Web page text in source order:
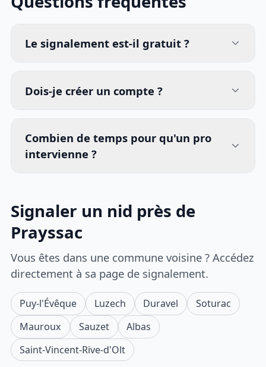
Le signalement est-il gratuit ?
Dois-je créer un compte ?
Combien de temps pour qu'un pro
intervienne ?
Signaler un nid près de
Prayssac
Vous êtes dans une commune voisine ? Accédez
directement à sa page de signalement.
Puy-l'Évêque Luzech Duravel
Soturac
Mauroux
Sauzet
Albas
Saint-Vincent-Rive-d'Olt